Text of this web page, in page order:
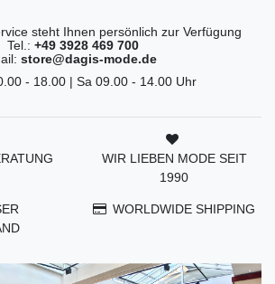
steht Ihnen persönlich zur Verfügung
Tel.: +49 3928 469 700
store@dagis-mode.de
- 18.00 | Sa 09.00 - 14.00 Uhr
WIR LIEBEN MODE SEIT
1990
WORLDWIDE SHIPPING